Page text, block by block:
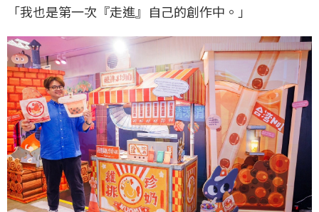
「我也是第一次『走進』自己的創作中。」